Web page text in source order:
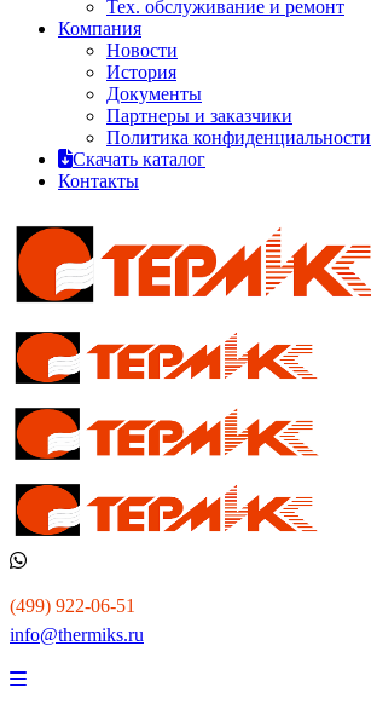
Тех. обслуживание и ремонт
Компания
Новости
История
Документы
Партнеры и заказчики
Политика конфиденциальности
Скачать каталог
Контакты
(499) 922-06-51
info@thermiks.ru